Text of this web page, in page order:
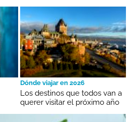
Dónde viajar en 2026
Los destinos que todos van a
querer visitar el próximo año